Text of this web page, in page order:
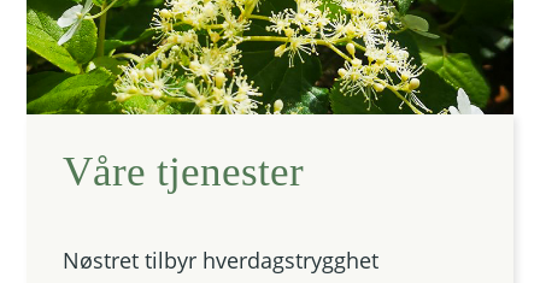
Våre tjenester
Nøstret tilbyr hverdagstrygghet